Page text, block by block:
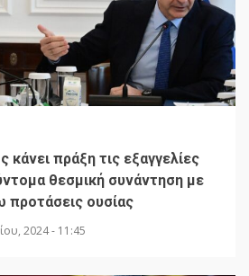
πράξη τις εξαγγελίες
θεσμική συνάντηση με
ουσίας
2024 - 11:45